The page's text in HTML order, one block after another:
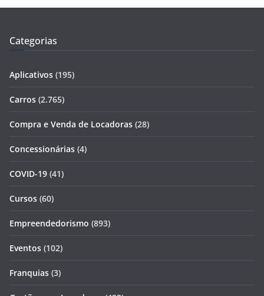
Categorias
Aplicativos (195)
Carros (2.765)
Compra e Venda de Locadoras (28)
Concessionárias (4)
COVID-19 (41)
Cursos (60)
Empreendedorismo (893)
Eventos (102)
Franquias (3)